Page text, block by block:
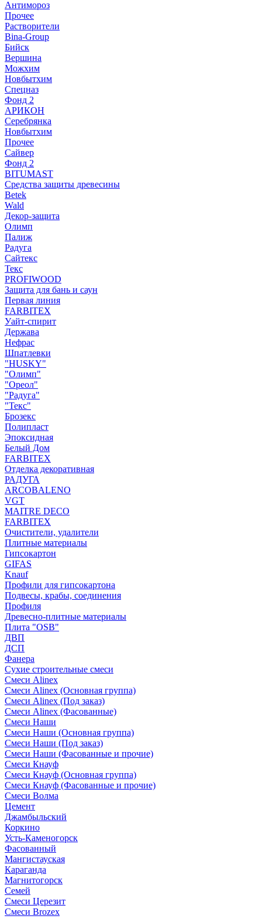
Антимороз
Прочее
Растворители
Bina-Group
Бийск
Вершина
Можхим
Новбытхим
Спецназ
Фонд 2
АРИКОН
Серебрянка
Новбытхим
Прочее
Сайвер
Фонд 2
BITUMAST
Средства защиты древесины
Betek
Wald
Декор-защита
Олимп
Палиж
Радуга
Сайтекс
Текс
PROFIWOOD
Защита для бань и саун
Первая линия
FARBITEX
Уайт-спирит
Держава
Нефрас
Шпатлевки
"HUSKY"
"Олимп"
"Ореол"
"Радуга"
"Текс"
Брозекс
Полипласт
Эпоксидная
Белый Дом
FARBITEX
Отделка декоративная
РАДУГА
ARCOBALENO
VGT
MAITRE DECO
FARBITEX
Очистители, удалители
Плитные материалы
Гипсокартон
GIFAS
Knauf
Профили для гипсокартона
Подвесы, крабы, соединения
Профиля
Древесно-плитные материалы
Плита "OSB"
ДВП
ДСП
Фанера
Сухие строительные смеси
Смеси Alinex
Смеси Alinex (Основная группа)
Смеси Alinex (Под заказ)
Смеси Alinex (Фасованные)
Смеси Наши
Смеси Наши (Основная группа)
Смеси Наши (Под заказ)
Смеси Наши (Фасованные и прочие)
Смеси Кнауф
Смеси Кнауф (Основная группа)
Смеси Кнауф (Фасованные и прочие)
Смеси Волма
Цемент
Джамбыльский
Коркино
Усть-Каменогорск
Фасованный
Мангистауская
Караганда
Магнитогорск
Семей
Смеси Церезит
Смеси Brozex